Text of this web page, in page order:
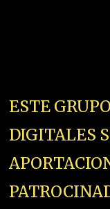
ESTE
DIGITALES